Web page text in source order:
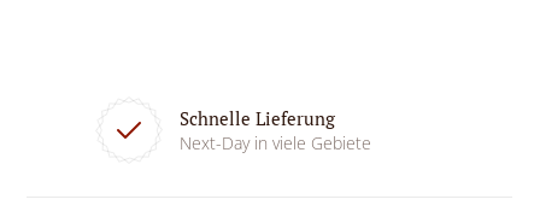
Schnelle Lieferung
Next-Day in viele Gebiete